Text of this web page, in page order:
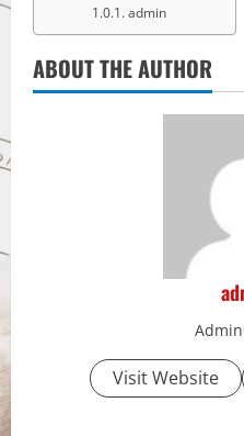
admin
ABOUT THE AUTHOR
Visit Website